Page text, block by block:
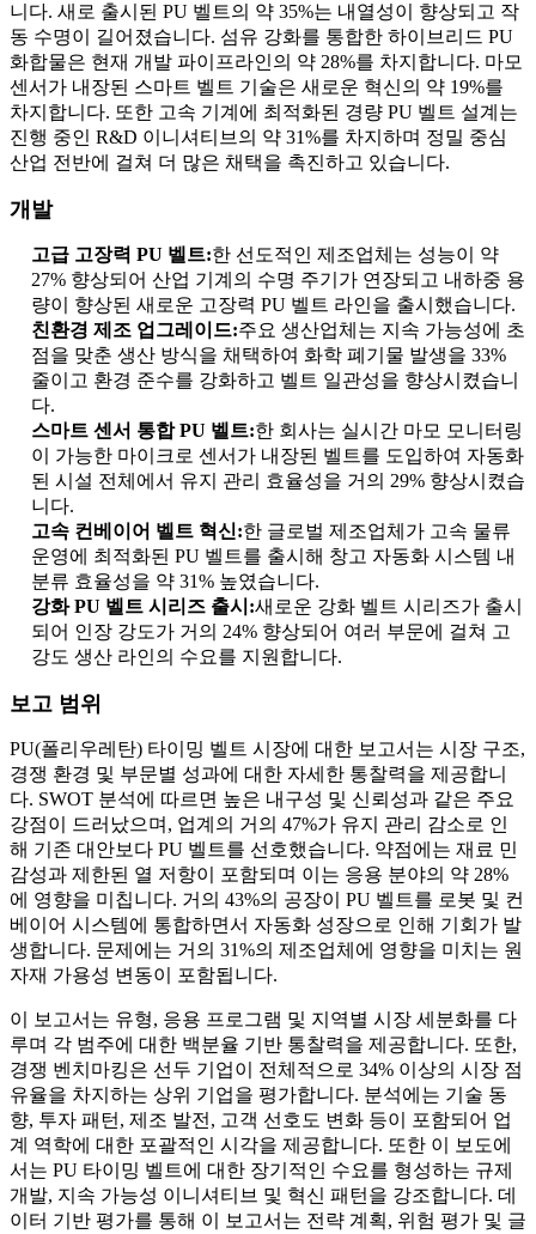
니다. 새로 출시된 PU 벨트의 약 35%는 내열성이 향상되고 작
동 수명이 길어졌습니다. 섬유 강화를 통합한 하이브리드 PU
화합물은 현재 개발 파이프라인의 약 28%를 차지합니다. 마모
센서가 내장된 스마트 벨트 기술은 새로운 혁신의 약 19%를
차지합니다. 또한 고속 기계에 최적화된 경량 PU 벨트 설계는
진행 중인 R&D 이니셔티브의 약 31%를 차지하며 정밀 중심
산업 전반에 걸쳐 더 많은 채택을 촉진하고 있습니다.
개발
고급 고장력 PU 벨트:한 선도적인 제조업체는 성능이 약
27% 향상되어 산업 기계의 수명 주기가 연장되고 내하중 용
량이 향상된 새로운 고장력 PU 벨트 라인을 출시했습니다.
친환경 제조 업그레이드:주요 생산업체는 지속 가능성에 초
점을 맞춘 생산 방식을 채택하여 화학 폐기물 발생을 33%
줄이고 환경 준수를 강화하고 벨트 일관성을 향상시켰습니
다.
스마트 센서 통합 PU 벨트:한 회사는 실시간 마모 모니터링
이 가능한 마이크로 센서가 내장된 벨트를 도입하여 자동화
된 시설 전체에서 유지 관리 효율성을 거의 29% 향상시켰습
니다.
고속 컨베이어 벨트 혁신:한 글로벌 제조업체가 고속 물류
운영에 최적화된 PU 벨트를 출시해 창고 자동화 시스템 내
분류 효율성을 약 31% 높였습니다.
강화 PU 벨트 시리즈 출시:새로운 강화 벨트 시리즈가 출시
되어 인장 강도가 거의 24% 향상되어 여러 부문에 걸쳐 고
강도 생산 라인의 수요를 지원합니다.
보고 범위
PU(폴리우레탄) 타이밍 벨트 시장에 대한 보고서는 시장 구조,
경쟁 환경 및 부문별 성과에 대한 자세한 통찰력을 제공합니
다. SWOT 분석에 따르면 높은 내구성 및 신뢰성과 같은 주요
강점이 드러났으며, 업계의 거의 47%가 유지 관리 감소로 인
해 기존 대안보다 PU 벨트를 선호했습니다. 약점에는 재료 민
감성과 제한된 열 저항이 포함되며 이는 응용 분야의 약 28%
에 영향을 미칩니다. 거의 43%의 공장이 PU 벨트를 로봇 및 컨
베이어 시스템에 통합하면서 자동화 성장으로 인해 기회가 발
생합니다. 문제에는 거의 31%의 제조업체에 영향을 미치는 원
자재 가용성 변동이 포함됩니다.
이 보고서는 유형, 응용 프로그램 및 지역별 시장 세분화를 다
루며 각 범주에 대한 백분율 기반 통찰력을 제공합니다. 또한,
경쟁 벤치마킹은 선두 기업이 전체적으로 34% 이상의 시장 점
유율을 차지하는 상위 기업을 평가합니다. 분석에는 기술 동
향, 투자 패턴, 제조 발전, 고객 선호도 변화 등이 포함되어 업
계 역학에 대한 포괄적인 시각을 제공합니다. 또한 이 보도에
서는 PU 타이밍 벨트에 대한 장기적인 수요를 형성하는 규제
개발, 지속 가능성 이니셔티브 및 혁신 패턴을 강조합니다. 데
이터 기반 평가를 통해 이 보고서는 전략 계획, 위험 평가 및 글